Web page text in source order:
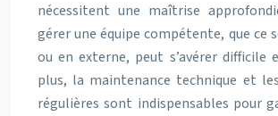
nécessitent une maîtrise
gérer une équipe compétente, que ce
ou en externe, peut s’avérer difficile
plus, la maintenance technique et
régulières sont indispensables pour